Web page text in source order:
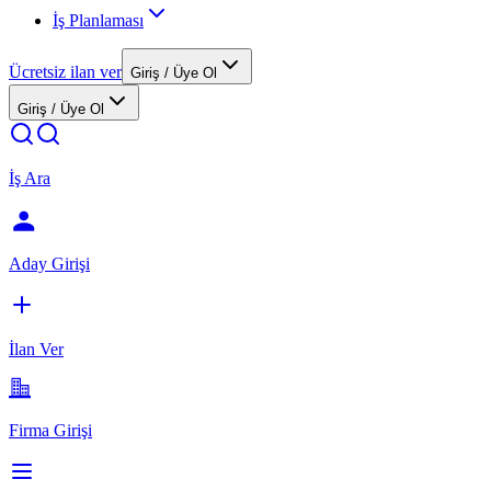
İş Planlaması
Ücretsiz ilan ver Giriş / Üye Ol
Giriş / Üye Ol
İş Ara
Aday Girişi
İlan Ver
Firma Girişi